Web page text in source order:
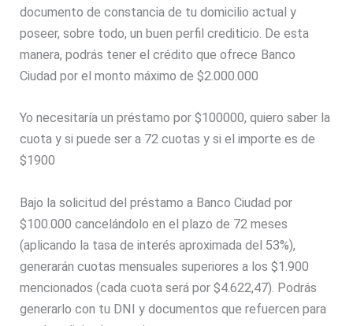
documento de constancia de tu domicilio actual y
poseer, sobre todo, un buen perfil crediticio. De esta
manera, podrás tener el crédito que ofrece Banco
Ciudad por el monto máximo de $2.000.000
Yo necesitaría un préstamo por $100000, quiero saber la
cuota y si puede ser a 72 cuotas y si el importe es de
$1900
Bajo la solicitud del préstamo a Banco Ciudad por
$100.000 cancelándolo en el plazo de 72 meses
(aplicando la tasa de interés aproximada del 53%),
generarán cuotas mensuales superiores a los $1.900
mencionados (cada cuota será por $4.622,47). Podrás
generarlo con tu DNI y documentos que refuercen para